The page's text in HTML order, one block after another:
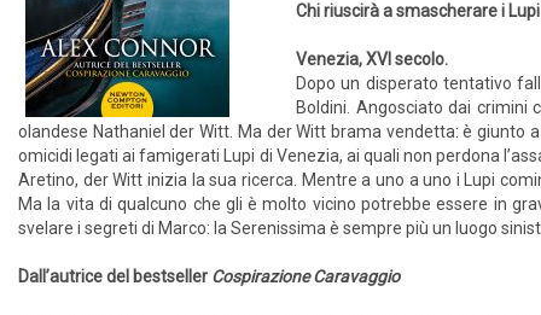
Chi riuscirà a smascherare i
Venezia, XVI secolo.
Dopo un disperato tentativo
Boldini. Angosciato dai crimini
olandese Nathaniel der Witt. Ma der Witt brama vendetta: è giunto
omicidi legati ai famigerati Lupi di Venezia, ai quali non perdona
Aretino, der Witt inizia la sua ricerca. Mentre a uno a uno i Lupi
Ma la vita di qualcuno che gli è molto vicino potrebbe essere in
svelare i segreti di Marco: la Serenissima è sempre più un luogo
Dall’autrice del bestseller Cospirazione Caravaggio